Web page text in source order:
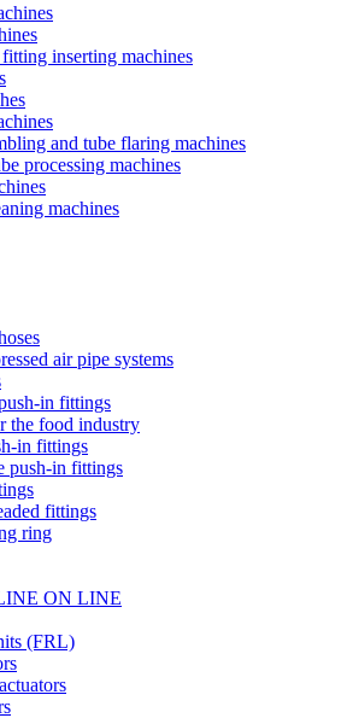
inserting machines
and tube flaring machines
processing machines
machines
air pipe systems
in fittings
the food industry
in fittings
push-in fittings
fittings
ring
ON LINE
(FRL)